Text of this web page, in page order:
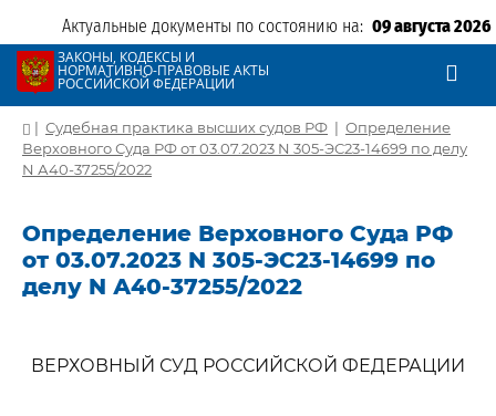
Актуальные документы по состоянию на: 09 августа 2026
ЗАКОНЫ, КОДЕКСЫ И
НОРМАТИВНО-ПРАВОВЫЕ АКТЫ
РОССИЙСКОЙ ФЕДЕРАЦИИ
| Судебная практика высших судов РФ | Определение
Верховного Суда РФ от 03.07.2023 N 305-ЭС23-14699 по делу
N А40-37255/2022
Определение Верховного Суда РФ
от 03.07.2023 N 305-ЭС23-14699 по
делу N А40-37255/2022
ВЕРХОВНЫЙ СУД РОССИЙСКОЙ ФЕДЕРАЦИИ